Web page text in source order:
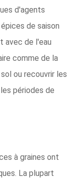
d'agents
de saison
avec de l'eau
comme de la
ou recouvrir les
périodes de
à graines ont
La plupart